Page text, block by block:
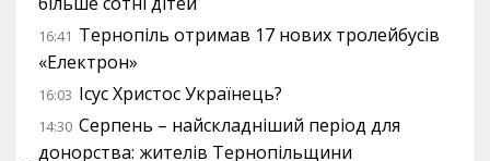
16:41 Тернопіль отримав 17 нових тролейбусів
«Електрон»
16:03 Ісус Христос Українець?
14:30 Серпень – найскладніший період для
донорства: жителів Тернопільщини